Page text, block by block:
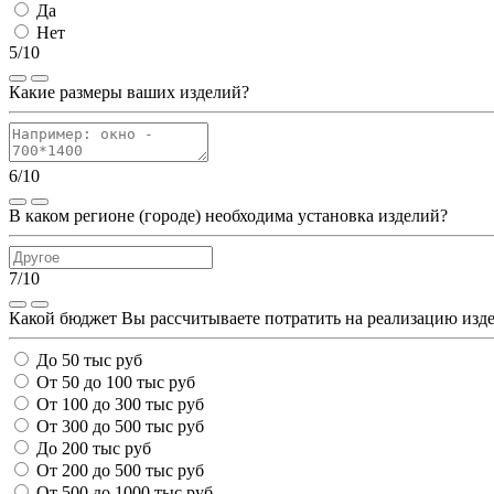
Да
Нет
5/10
Какие размеры ваших изделий?
6/10
В каком регионе (городе) необходима установка изделий?
7/10
Какой бюджет Вы рассчитываете потратить на реализацию
До 50 тыс руб
От 50 до 100 тыс руб
От 100 до 300 тыс руб
От 300 до 500 тыс руб
До 200 тыс руб
От 200 до 500 тыс руб